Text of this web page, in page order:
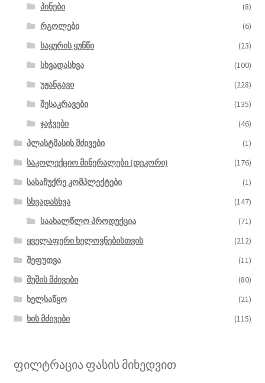
პინები
(8)
რგოლები
(6)
საყურის ყუნწი
(23)
სხვადასხვა
(100)
უჟანგავი
(228)
შესაკრავები
(135)
ჯაჭვები
(46)
პლასტმასის მძივები
(1)
საკოლექციო მინერალები (დეკორი)
(176)
სასაჩუქრე კომპლექტები
(1)
სხვადასხვა
(147)
საახალწლო პროდუქცია
(71)
ყველაფერი ხელოვნებისთვის
(212)
შეფუთვა
(11)
შუშის მძივები
(80)
ხელსაწყო
(21)
ხის მძივები
(115)
ფილტრაცია ფასის მიხედვით